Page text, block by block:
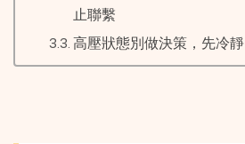
止聯繫
高壓狀態別做決策，先冷靜